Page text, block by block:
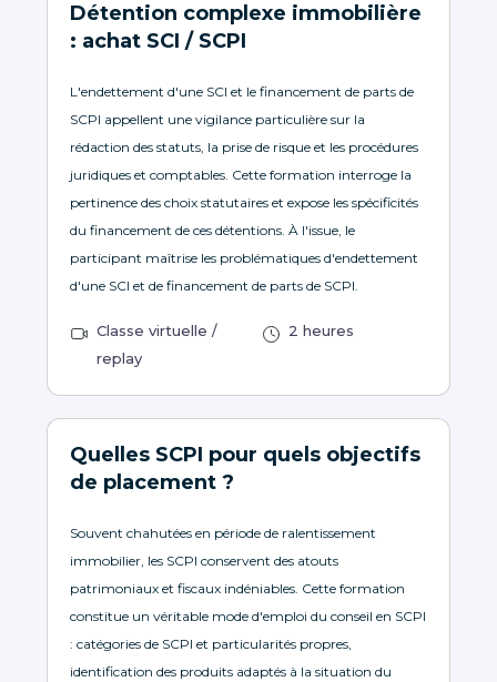
Détention complexe immobilière
: achat SCI / SCPI
L'endettement d'une SCI et le financement de parts de
SCPI appellent une vigilance particulière sur la
rédaction des statuts, la prise de risque et les procédures
juridiques et comptables. Cette formation interroge la
pertinence des choix statutaires et expose les spécificités
du financement de ces détentions. À l'issue, le
participant maîtrise les problématiques d'endettement
d'une SCI et de financement de parts de SCPI.
Classe virtuelle /
replay
2 heures
Quelles SCPI pour quels objectifs
de placement ?
Souvent chahutées en période de ralentissement
immobilier, les SCPI conservent des atouts
patrimoniaux et fiscaux indéniables. Cette formation
constitue un véritable mode d'emploi du conseil en SCPI
: catégories de SCPI et particularités propres,
identification des produits adaptés à la situation du